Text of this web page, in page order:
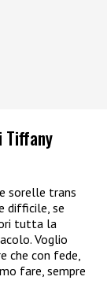
Tiffany
sorelle trans
difficile, se
tutta la
Voglio
che con fede,
fare, sempre